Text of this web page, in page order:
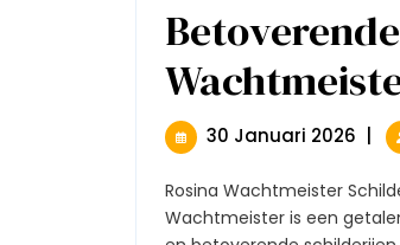
30 Januari 2026 30
2026
Rosina Wachtmeister Schilderij De Betoverende Schilderijen van Rosina Wachtmeister Rosina
Wachtmeister is een